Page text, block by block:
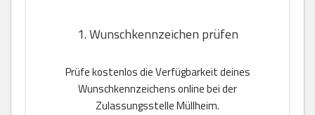
1. Wunschkennzeichen prüfen
Prüfe kostenlos die Verfügbarkeit deines
Wunschkennzeichens online bei der
Zulassungsstelle Müllheim.